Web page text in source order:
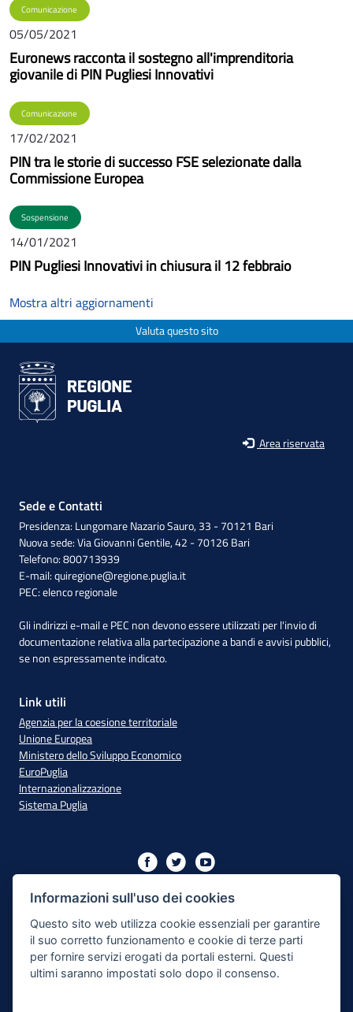
Comunicazione
05/05/2021
Euronews racconta il sostegno all'imprenditoria
giovanile di PIN Pugliesi Innovativi
Comunicazione
17/02/2021
PIN tra le storie di successo FSE selezionate dalla
Commissione Europea
Sospensione
14/01/2021
PIN Pugliesi Innovativi in chiusura il 12 febbraio
Mostra altri aggiornamenti
Valuta questo sito
Area riservata
Sede e Contatti
Presidenza: Lungomare Nazario Sauro, 33 - 70121 Bari
Nuova sede: Via Giovanni Gentile, 42 - 70126 Bari
Telefono: 800713939
E-mail:quiregione@regione.puglia.it
PEC:elenco regionale
Gli indirizzi e-mail e PEC non devono essere utilizzati per l'invio di
documentazione relativa alla partecipazione a bandi e avvisi pubblici,
se non espressamente indicato.
Link utili
Agenzia per la coesione territoriale
Unione Europea
Ministero dello Sviluppo Economico
EuroPuglia
Internazionalizzazione
Sistema Puglia
XIII
Dichiarazione di Accessibilità
Note Legali
Informazioni sull'uso dei cookies
Questo sito web utilizza cookie essenziali per garantire
il suo corretto funzionamento e cookie di terze parti
per fornire servizi erogati da portali esterni. Questi
ultimi saranno impostati solo dopo il consenso.